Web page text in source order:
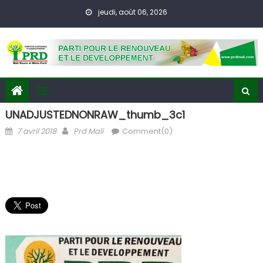
jeudi, août 06, 2026
UNADJUSTEDNONRAW_thumb_3c1
Posted
7 avril 2018 Author
Prd Mali Comment(0)